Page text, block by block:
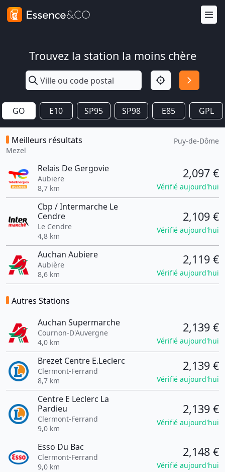
Trouvez la station la moins chère
GO E10 SP95 SP98 E85 GPL
Meilleurs résultats
Mezel
Puy-de-Dôme
Relais De Gergovie
Aubiere
8,7 km
2,097 €
Vérifié aujourd'hui
Cbp / Intermarche Le
Cendre
Le Cendre
4,8 km
2,109 €
Vérifié aujourd'hui
Auchan Aubiere
Aubière
8,6 km
2,119 €
Vérifié aujourd'hui
Autres Stations
Auchan Supermarche
Cournon-D'Auvergne
4,0 km
2,139 €
Vérifié aujourd'hui
Brezet Centre E.Leclerc
Clermont-Ferrand
8,7 km
2,139 €
Vérifié aujourd'hui
Centre E Leclerc La
Pardieu
Clermont-Ferrand
9,0 km
2,139 €
Vérifié aujourd'hui
Esso Du Bac
Clermont-Ferrand
9,0 km
2,148 €
Vérifié aujourd'hui